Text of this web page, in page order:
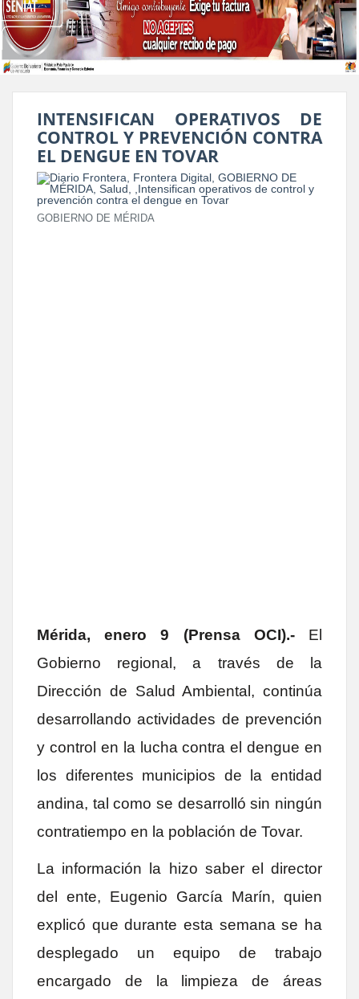
INTENSIFICAN OPERATIVOS DE
CONTROL Y PREVENCIÓN CONTRA
EL DENGUE EN TOVAR
GOBIERNO DE MÉRIDA
Mérida, enero 9 (Prensa OCI).- El
Gobierno regional, a través de la
Dirección de Salud Ambiental, continúa
desarrollando actividades de prevención
y control en la lucha contra el dengue en
los diferentes municipios de la entidad
andina, tal como se desarrolló sin ningún
contratiempo en la población de Tovar.
La información la hizo saber el director
del ente, Eugenio García Marín, quien
explicó que durante esta semana se ha
desplegado un equipo de trabajo
encargado de la limpieza de áreas